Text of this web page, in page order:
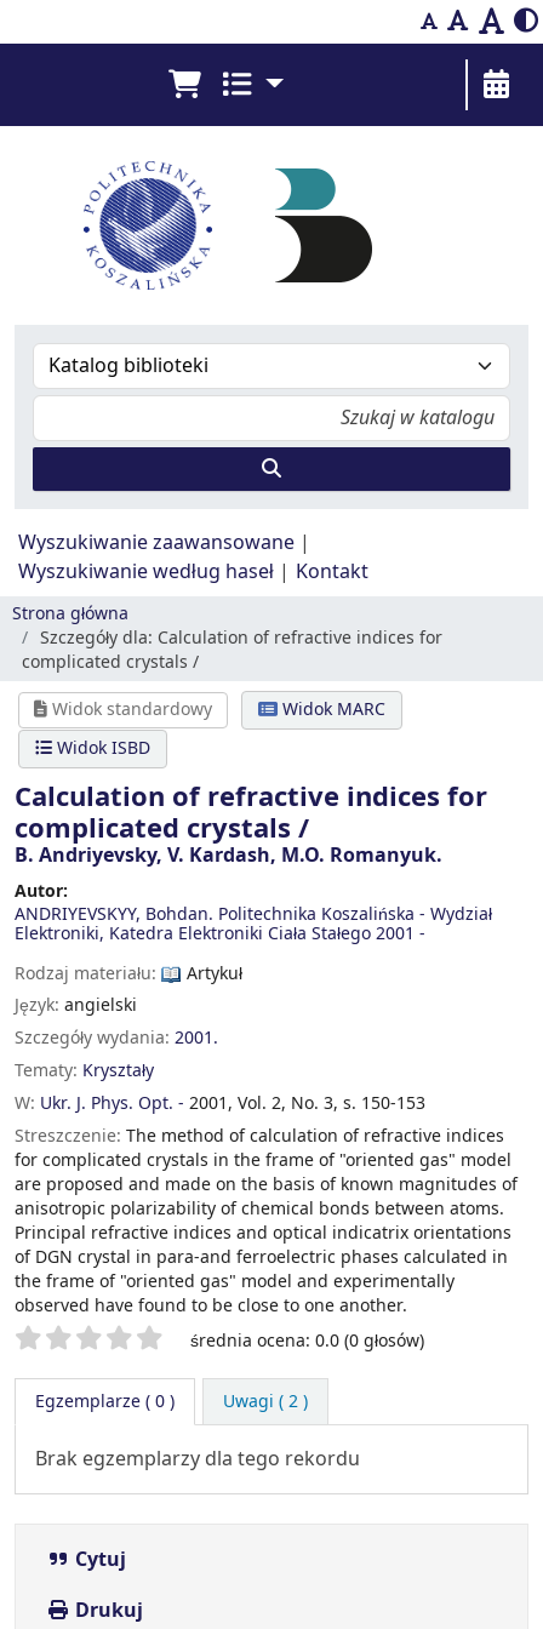
Bibliografia Prac Pracowników - Biblioteka
Wyszukiwanie zaawansowane
Wyszukiwanie według haseł
Kontakt
Strona główna
Szczegóły dla: Calculation of refractive indices for
complicated crystals /
Widok standardowy
Widok MARC
Widok ISBD
Calculation of refractive indices for
complicated crystals /
B. Andriyevsky, V. Kardash, M.O. Romanyuk.
Autor:
ANDRIYEVSKYY, Bohdan. Politechnika Koszalińska - Wydział
Elektroniki, Katedra Elektroniki Ciała Stałego2001 -
Rodzaj materiału:
Artykuł
Język: angielski
Szczegóły wydania: 2001.
Tematy: Kryształy
W: Ukr. J. Phys. Opt. - 2001, Vol. 2, No. 3, s. 150-153
Streszczenie: The method of calculation of refractive indices
for complicated crystals in the frame of "oriented gas" model
are proposed and made on the basis of known magnitudes of
anisotropic polarizability of chemical bonds between atoms.
Principal refractive indices and optical indicatrix orientations
of DGN crystal in para-and ferroelectric phases calculated in
the frame of "oriented gas" model and experimentally
observed have found to be close to one another.
Twoje oceny średnia ocena: 0.0 (0 głosów)
Egzemplarze( 0 ) Uwagi ( 2 )
Brak egzemplarzy dla tego rekordu
Cytuj
Drukuj